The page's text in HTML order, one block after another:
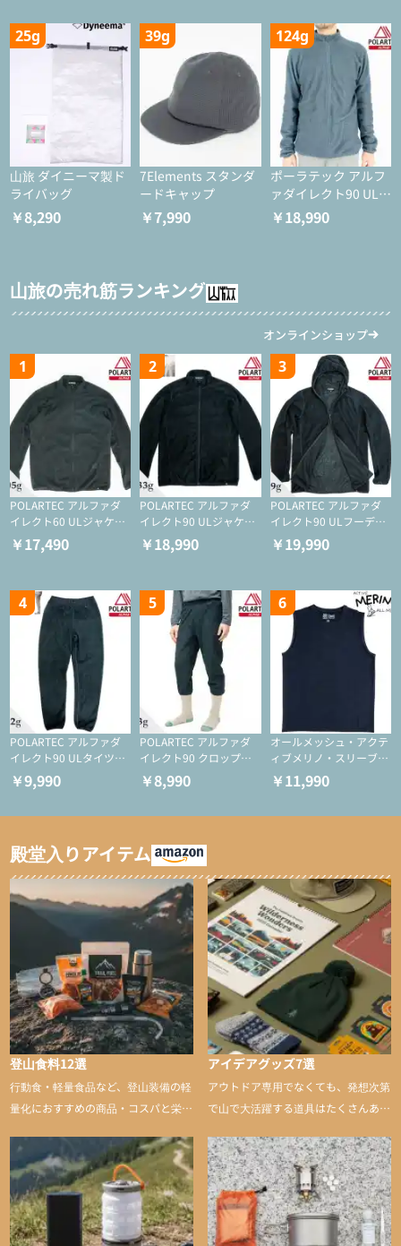
25g
山旅 ダイニーマ製ド
ライバッグ
￥8,290
39g
7Elements スタンダ
ードキャップ
￥7,990
124g
ポーラテック アルフ
ァダイレクト90 ULジ
ャケット
￥18,990
山旅の売れ筋ランキング
オンラインショップ
1
POLARTEC アルファダ
イレクト60 ULジャケッ
ト（登山/ミドルレイヤ
ー/化繊ジャケット）
￥17,490
2
POLARTEC アルファダ
イレクト90 ULジャケッ
ト（アクティブインサレ
ーション/ミドルレイヤ
￥18,990
3
POLARTEC アルファダ
イレクト90 ULフーディ
（アクティブインサレー
ション/ミドルレイヤー/
￥19,990
4
POLARTEC アルファダ
イレクト90 ULタイツ
（アクティブインサレー
ション/テント泊用パジ
￥9,990
5
POLARTEC アルファダ
イレクト90 クロップド
ULタイツ（アクティブ
インサレーション/テン
￥8,990
6
オールメッシュ・アクテ
ィブメリノ・スリーブレ
ス
￥11,990
殿堂入りアイテム
登山食料12選
行動食・軽量食品など、登山装備の軽
量化におすすめの商品・コスパと栄養
アイデアグッズ7選
アウトドア専用でなくても、発想次第
で山で大活躍する道具はたくさんあり
山に持ち込むと快適性や安心感をグッ
と引き上げてくれる――そんな意外性
のあるアイテムを紹介